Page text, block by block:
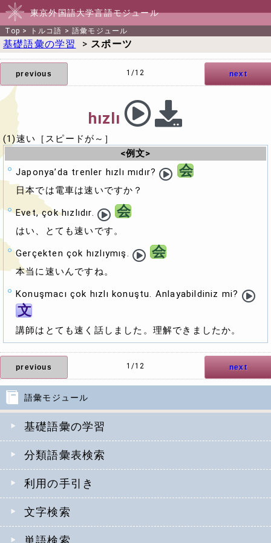
東京外国語大学言語モジュール
Top > トルコ語 >語彙モジュール
語彙モジュール
基礎語彙の学習
分類語彙表検索
利用の手引き
文字検索
単語検索
基礎語彙の学習 > スポーツ
previous next
1/12
hızlı
(1)速い［スピードが～］
<例文>
Japonya’da trenler hızlı mıdır?
会
日本では電車は速いですか？
Evet, çok hızlıdır. 会
はい、とても速いです。
Gerçekten çok hızlıymış. 会
本当に速いんですね。
Konuşmacı çok hızlı konuştu. Anlayabildiniz mi?
文
講師はとても速く話しました。理解できましたか。
previous next
1/12